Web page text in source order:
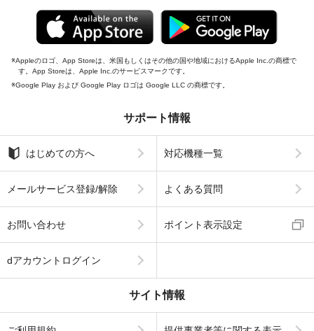
Appleのロゴ、App Storeは、米国もしくはその他の国や地域におけるApple Inc.の商標で
す。App Storeは、Apple Inc.のサービスマークです。
Google Play および Google Play ロゴは Google LLC の商標です。
サポート情報
はじめての方へ 対応機種一覧
メールサービス登録/解除 よくある質問
お問い合わせ ポイント表示設定
dアカウントログイン
サイト情報